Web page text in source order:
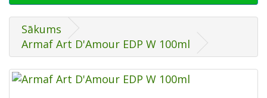
Sākums
Armaf Art D'Amour EDP W 100ml